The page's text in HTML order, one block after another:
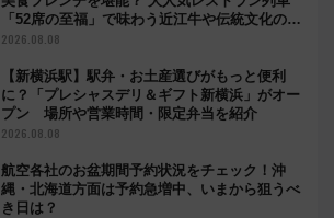
「52席の至福」で味わう近江牛や伝統文化の特
別コラボ
2026.08.08
【新横浜駅】駅弁・お土産選びがもっと便利
に？「プレシャスデリ＆ギフト新横浜」がオー
プン 場所や営業時間・限定弁当を紹介
2026.08.08
航空各社のお盆期間予約状況をチェック！沖
縄・北海道方面は予約急増中、いまから狙うべ
き日は？